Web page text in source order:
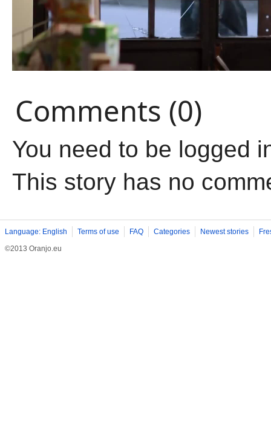
Comments (0)
You need to be logged
This story has no
Language: English Terms of use FAQ Categories Newest stories
©2013 Oranjo.eu